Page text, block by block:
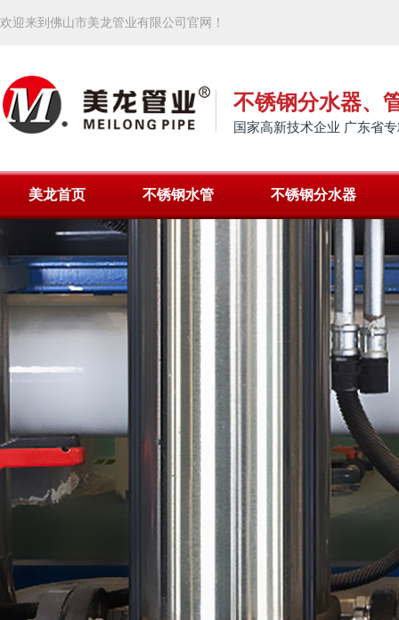
欢迎来到佛山市美龙管业有限公司官网！
不锈钢分水器、
国家高新技术企业 广东省
美龙首页 不锈钢水管 不锈钢分水器